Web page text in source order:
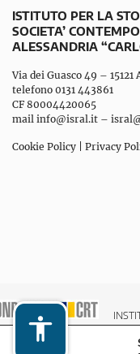
ISTITUTO PER LA
SOCIETA’
ALESSANDRIA
Via dei Guasco 49 – 15121
telefono 0131 443861
CF 80004420065
mail info@isral.it –
Cookie Policy Privacy